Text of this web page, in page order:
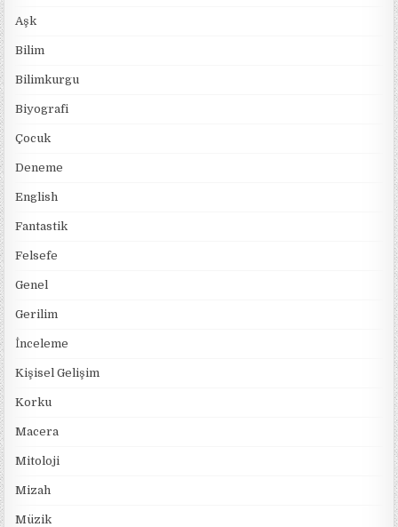
Aşk
Bilim
Bilimkurgu
Biyografi
Çocuk
Deneme
English
Fantastik
Felsefe
Genel
Gerilim
İnceleme
Kişisel Gelişim
Korku
Macera
Mitoloji
Mizah
Müzik